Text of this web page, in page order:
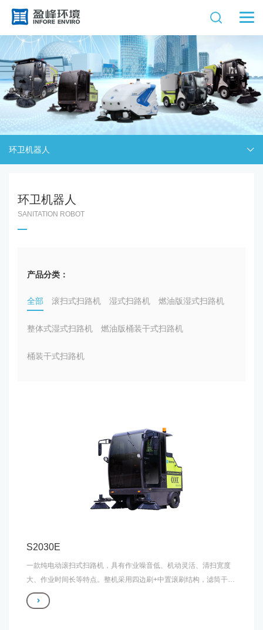
环卫机器人
环卫机器人
SANITATION ROBOT
产品分类：
全部 滚扫式扫路机 湿式扫路机 燃油版湿式扫路机
整体式湿式扫路机 燃油版桶装干式扫路机
桶装干式扫路机
S2030E
一款纯电动滚扫式扫路机，具有作业噪音低、机动灵活、清扫宽度
大、作业时间长等特点。整机采用四边刷+中置滚刷结构，滤筒干式
除尘，收集垃圾便捷。